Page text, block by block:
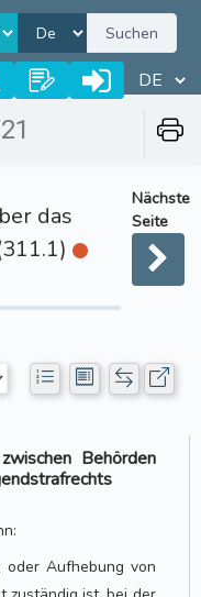
Suchen
das
Nächste
Seite
Behörden
oder Aufhebung von